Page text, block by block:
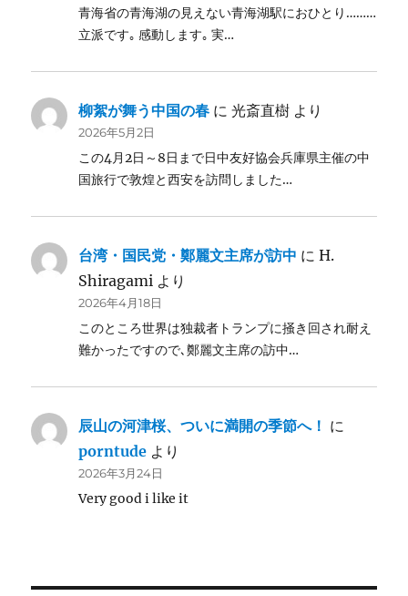
青海省の青海湖の見えない青海湖駅におひとり………
立派です｡ 感動します｡ 実…
柳絮が舞う中国の春 に光斎直樹 より
2026年5月2日
この4月2日～8日まで日中友好協会兵庫県主催の中
国旅行で敦煌と西安を訪問しました…
台湾・国民党・鄭麗文主席が訪中 にH.
Shiragami より
2026年4月18日
このところ世界は独裁者トランプに掻き回され耐え
難かったですので､鄭麗文主席の訪中…
辰山の河津桜、ついに満開の季節へ！ に
porntude より
2026年3月24日
Very good i like it